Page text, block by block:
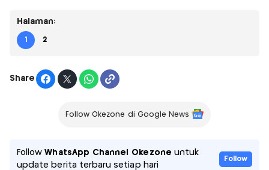
Halaman:
1 2
Share
Follow Okezone di Google News
FollowWhatsApp Channel Okezone untuk
update berita terbaru setiap hari
Follow